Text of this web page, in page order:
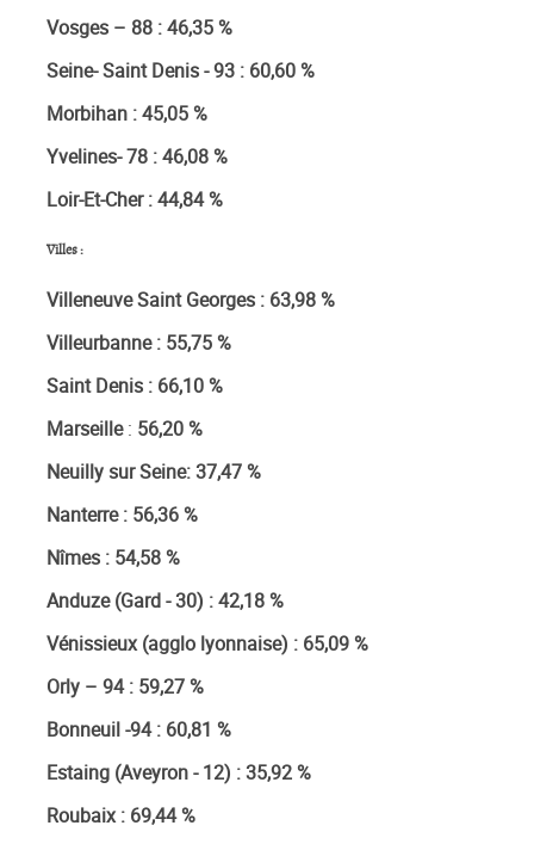
Vosges – 88 : 46,35 %
Seine- Saint Denis - 93 : 60,60 %
Morbihan : 45,05 %
Yvelines- 78 : 46,08 %
Loir-Et-Cher : 44,84 %
Villes :
Villeneuve Saint Georges : 63,98 %
Villeurbanne : 55,75 %
Saint Denis : 66,10 %
Marseille: 56,20 %
Neuilly sur Seine: 37,47 %
Nanterre : 56,36 %
Nîmes : 54,58 %
Anduze (Gard - 30) : 42,18 %
Vénissieux (agglo lyonnaise) : 65,09 %
Orly – 94 : 59,27 %
Bonneuil -94 : 60,81 %
Estaing (Aveyron - 12) : 35,92 %
Roubaix : 69,44 %